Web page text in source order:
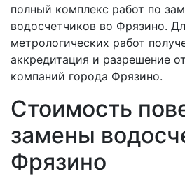
полный комплекс работ по
водосчетчиков во Фрязино.
метрологических работ
аккредитация и разрешение
компаний города Фрязино.
Стоимость
замены
Фрязино